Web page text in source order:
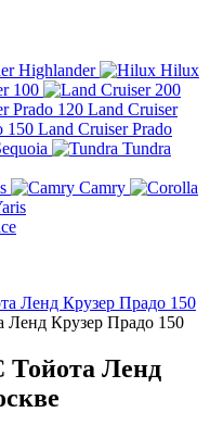
Highlander
Hilux
100
Land Cruiser
Land Cruiser Prado
Tundra
Camry
Ленд Крузер Прадо 150
Ленд Крузер Прадо 150
Тойота Ленд